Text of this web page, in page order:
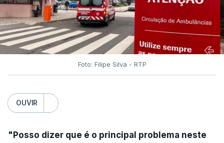
Foto: Filipe Silva - RTP
OUVIR
"Posso dizer que é o principal problema neste